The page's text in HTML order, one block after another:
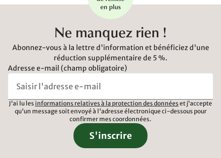
Ne manquez rien !
Abonnez-vous à la lettre d'information et bénéficiez d'une
réduction supplémentaire de 5 %.
Adresse e-mail (champ obligatoire)
J'ai lu les informations relatives à la protection des données et j'accepte
qu'un message soit envoyé à l'adresse électronique ci-dessous pour
confirmer mes coordonnées.
S'inscrire